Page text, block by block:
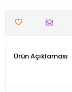
Ürün Açıklaması